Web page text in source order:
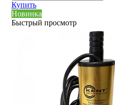
Купить
Новинка
Быстрый просмотр